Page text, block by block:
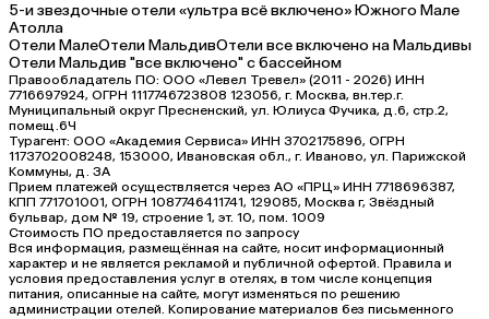
5-и звездочные отели «ультра всё включено» Южного Мале
Атолла
Отели МалеОтели МальдивОтели все включено на Мальдивы
Отели Мальдив "все включено" с бассейном
Правообладатель ПО: ООО «Левел Тревел» (2011 - 2026) ИНН
7716697924, ОГРН 1117746723808 123056, г. Москва, вн.тер.г.
Муниципальный округ Пресненский, ул. Юлиуса Фучика, д.6, стр.2,
помещ.6Ч
Турагент: ООО «Академия Сервиса» ИНН 3702175896, ОГРН
1173702008248, 153000, Ивановская обл., г. Иваново, ул. Парижской
Коммуны, д. ЗА
Прием платежей осуществляется через АО «ПРЦ» ИНН 7718696387,
КПП 771701001, ОГРН 1087746411741, 129085, Москва г, Звёздный
бульвар, дом № 19, строение 1, эт. 10, пом. 1009
Стоимость ПО предоставляется по запросу
Вся информация, размещённая на сайте, носит информационный
характер и не является рекламой и публичной офертой. Правила и
условия предоставления услуг в отелях, в том числе концепция
питания, описанные на сайте, могут изменяться по решению
администрации отелей. Копирование материалов без письменного